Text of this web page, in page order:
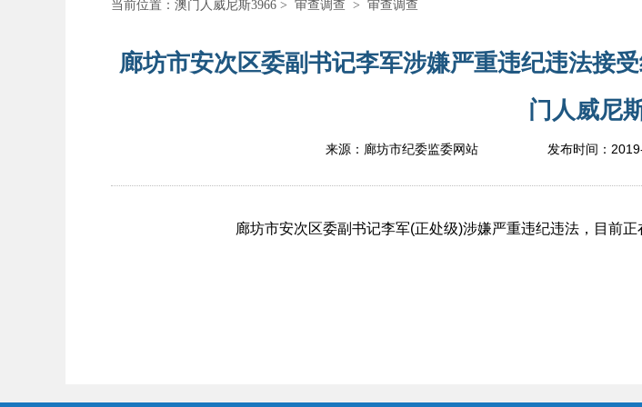
当前位置： 澳门人威尼斯3966 > 审查调查 > 审查调查
廊坊市安次区委副书记李军涉嫌严重违纪违法接
门人威尼
来源：廊坊市纪委监委网站 发布时间：
廊坊市安次区委副书记李军(正处级)涉嫌严重违纪违法，目前正